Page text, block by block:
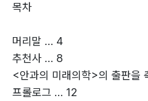
예교수)
“예방 중심 의료로의 패러다임
닙니다. 이 책은 안과를 넘어
할 방향을 명쾌하게 제시하며
로 연장할 현실적 전략들을 담
목차
머리말 … 4
추천사 … 8
<안과의 미래의학>의 출판을
프롤로그 … 12